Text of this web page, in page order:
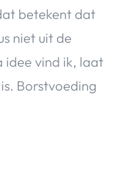
betekent dat
niet uit de
idee vind ik, laat
Borstvoeding